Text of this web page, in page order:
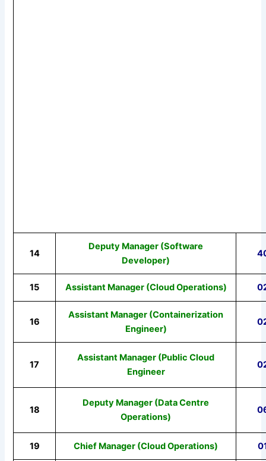
14
Deputy Manager (Software
Developer)
15 Assistant Manager (Cloud Operations)
16
Assistant Manager (Containerization
Engineer)
17
Assistant Manager (Public Cloud
Engineer
18
Deputy Manager (Data Centre
Operations)
19 Chief Manager (Cloud Operations)